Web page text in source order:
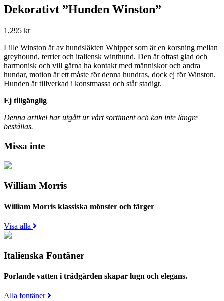
Dekorativt ”Hunden Winston”
1,295 kr
Lille Winston är av hundsläkten Whippet som är en korsning mellan
greyhound, terrier och italiensk winthund. Den är oftast glad och
harmonisk och vill gärna ha kontakt med människor och andra
hundar, motion är ett måste för denna hundras, dock ej för Winston.
Hunden är tillverkad i konstmassa och står stadigt.
Ej tillgänglig
Denna artikel har utgått ur vårt sortiment och kan inte längre
beställas.
Missa inte
William Morris
William Morris klassiska mönster och färger
Visa alla
Italienska Fontäner
Porlande vatten i trädgården skapar lugn och elegans.
Alla fontäner